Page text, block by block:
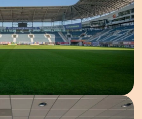
Open afbeelding in popup